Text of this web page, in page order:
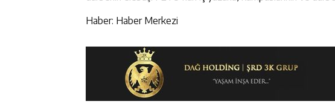
Haber: Haber Merkezi